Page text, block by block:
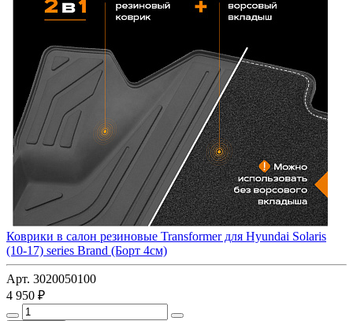
Коврики в салон резиновые Transformer для Hyundai Solaris
(10-17) series Brand (Борт 4см)
Арт. 3020050100
4 950 ₽